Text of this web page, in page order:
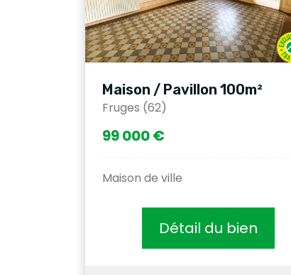
Maison / Pavillon 100m²
Fruges (62)
99 000 €
Maison de ville
Détail du bien